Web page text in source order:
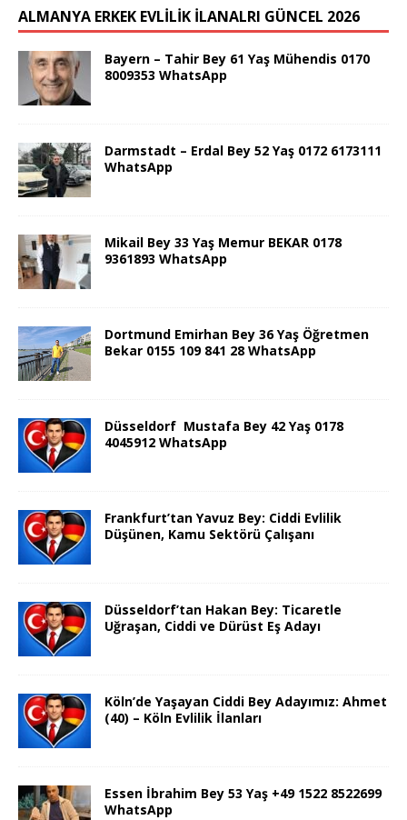
ALMANYA ERKEK EVLİLİK İLANALRI GÜNCEL 2026
Bayern – Tahir Bey 61 Yaş Mühendis 0170
8009353 WhatsApp
Darmstadt – Erdal Bey 52 Yaş 0172 6173111
WhatsApp
Mikail Bey 33 Yaş Memur BEKAR 0178
9361893 WhatsApp
Dortmund Emirhan Bey 36 Yaş Öğretmen
Bekar 0155 109 841 28 WhatsApp
Düsseldorf Mustafa Bey 42 Yaş 0178
4045912 WhatsApp
Frankfurt’tan Yavuz Bey: Ciddi Evlilik
Düşünen, Kamu Sektörü Çalışanı
Düsseldorf’tan Hakan Bey: Ticaretle
Uğraşan, Ciddi ve Dürüst Eş Adayı
Köln’de Yaşayan Ciddi Bey Adayımız: Ahmet
(40) – Köln Evlilik İlanları
Essen İbrahim Bey 53 Yaş +49 1522 8522699
WhatsApp